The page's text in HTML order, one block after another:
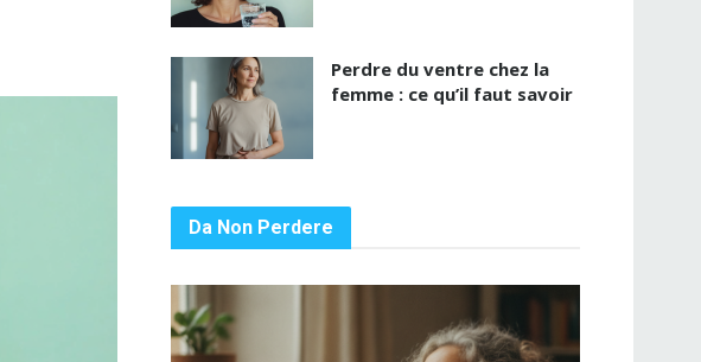
Perdre du ventre chez la
femme : ce qu’il faut savoir
Da Non Perdere